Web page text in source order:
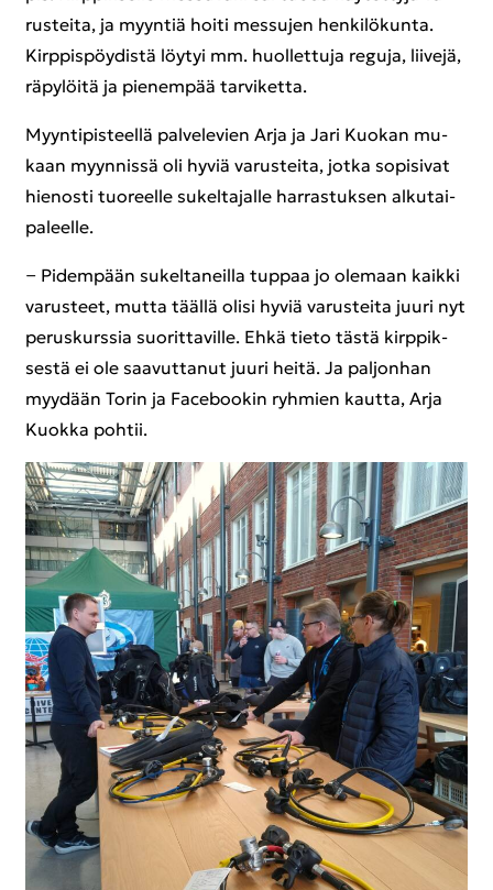
rus­tei­ta, ja myyn­tiä hoiti mes­su­jen hen­ki­lö­kun­ta.
Kirp­pis­pöy­dis­tä löy­tyi mm. huol­let­tu­ja re­gu­ja, lii­ve­jä,
rä­py­löi­tä ja pie­nem­pää tar­vi­ket­ta.
Myyn­ti­pis­teel­lä pal­ve­le­vien Arja ja Jari Kuo­kan mu­
kaan myyn­nis­sä oli hyviä va­rus­tei­ta, jotka so­pi­si­vat
hie­nos­ti tuo­reel­le su­kel­ta­jal­le har­ras­tuk­sen al­ku­tai­
pa­leel­le.
− Pi­dem­pään su­kel­ta­neil­la tup­paa jo ole­maan kaik­ki
va­rus­teet, mutta tääl­lä olisi hyviä va­rus­tei­ta juuri nyt
pe­rus­kurs­sia suo­rit­ta­vil­le. Ehkä tieto tästä kirp­pik­
ses­tä ei ole saa­vut­ta­nut juuri heitä. Ja pal­jon­han
myy­dään Torin ja Face­boo­kin ryh­mien kaut­ta, Arja
Kuok­ka poh­tii.